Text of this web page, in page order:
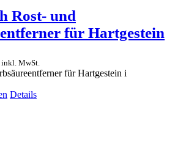
Rost- und
für Hartgestein
inkl. MwSt.
für Hartgestein i
Details